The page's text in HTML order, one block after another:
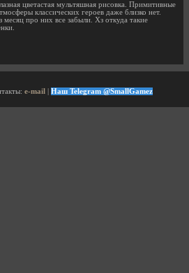
цветастая мультяшная рисовка. Примитивные
классических героев даже близко нет.
месяц про них все забыли. Хз откуда такие
e-mail Наш Telegram @SmallGamez